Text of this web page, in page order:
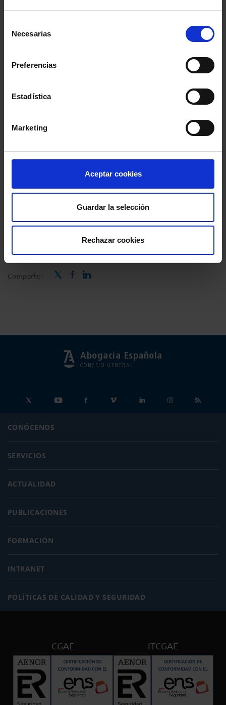
Necesarias
Preferencias
Estadística
Marketing
Aceptar cookies
Guardar la selección
Rechazar cookies
Información del evento
Colegio de la Abogacía de Barcelona
Comparte:
Abogacía Española
CONSEJO GENERAL
CONÓCENOS
SERVICIOS
ACTUALIDAD
PUBLICACIONES
FORMACIÓN
INTRANET
POLÍTICAS DE CALIDAD Y SEGURIDAD
CGAE ITCGAE